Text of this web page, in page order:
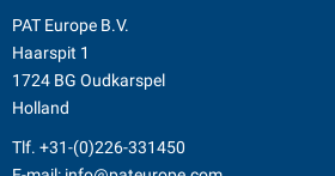
PAT Europe B.V.
Haarspit 1
1724 BG Oudkarspel
Holland
Tlf. +31-(0)226-331450